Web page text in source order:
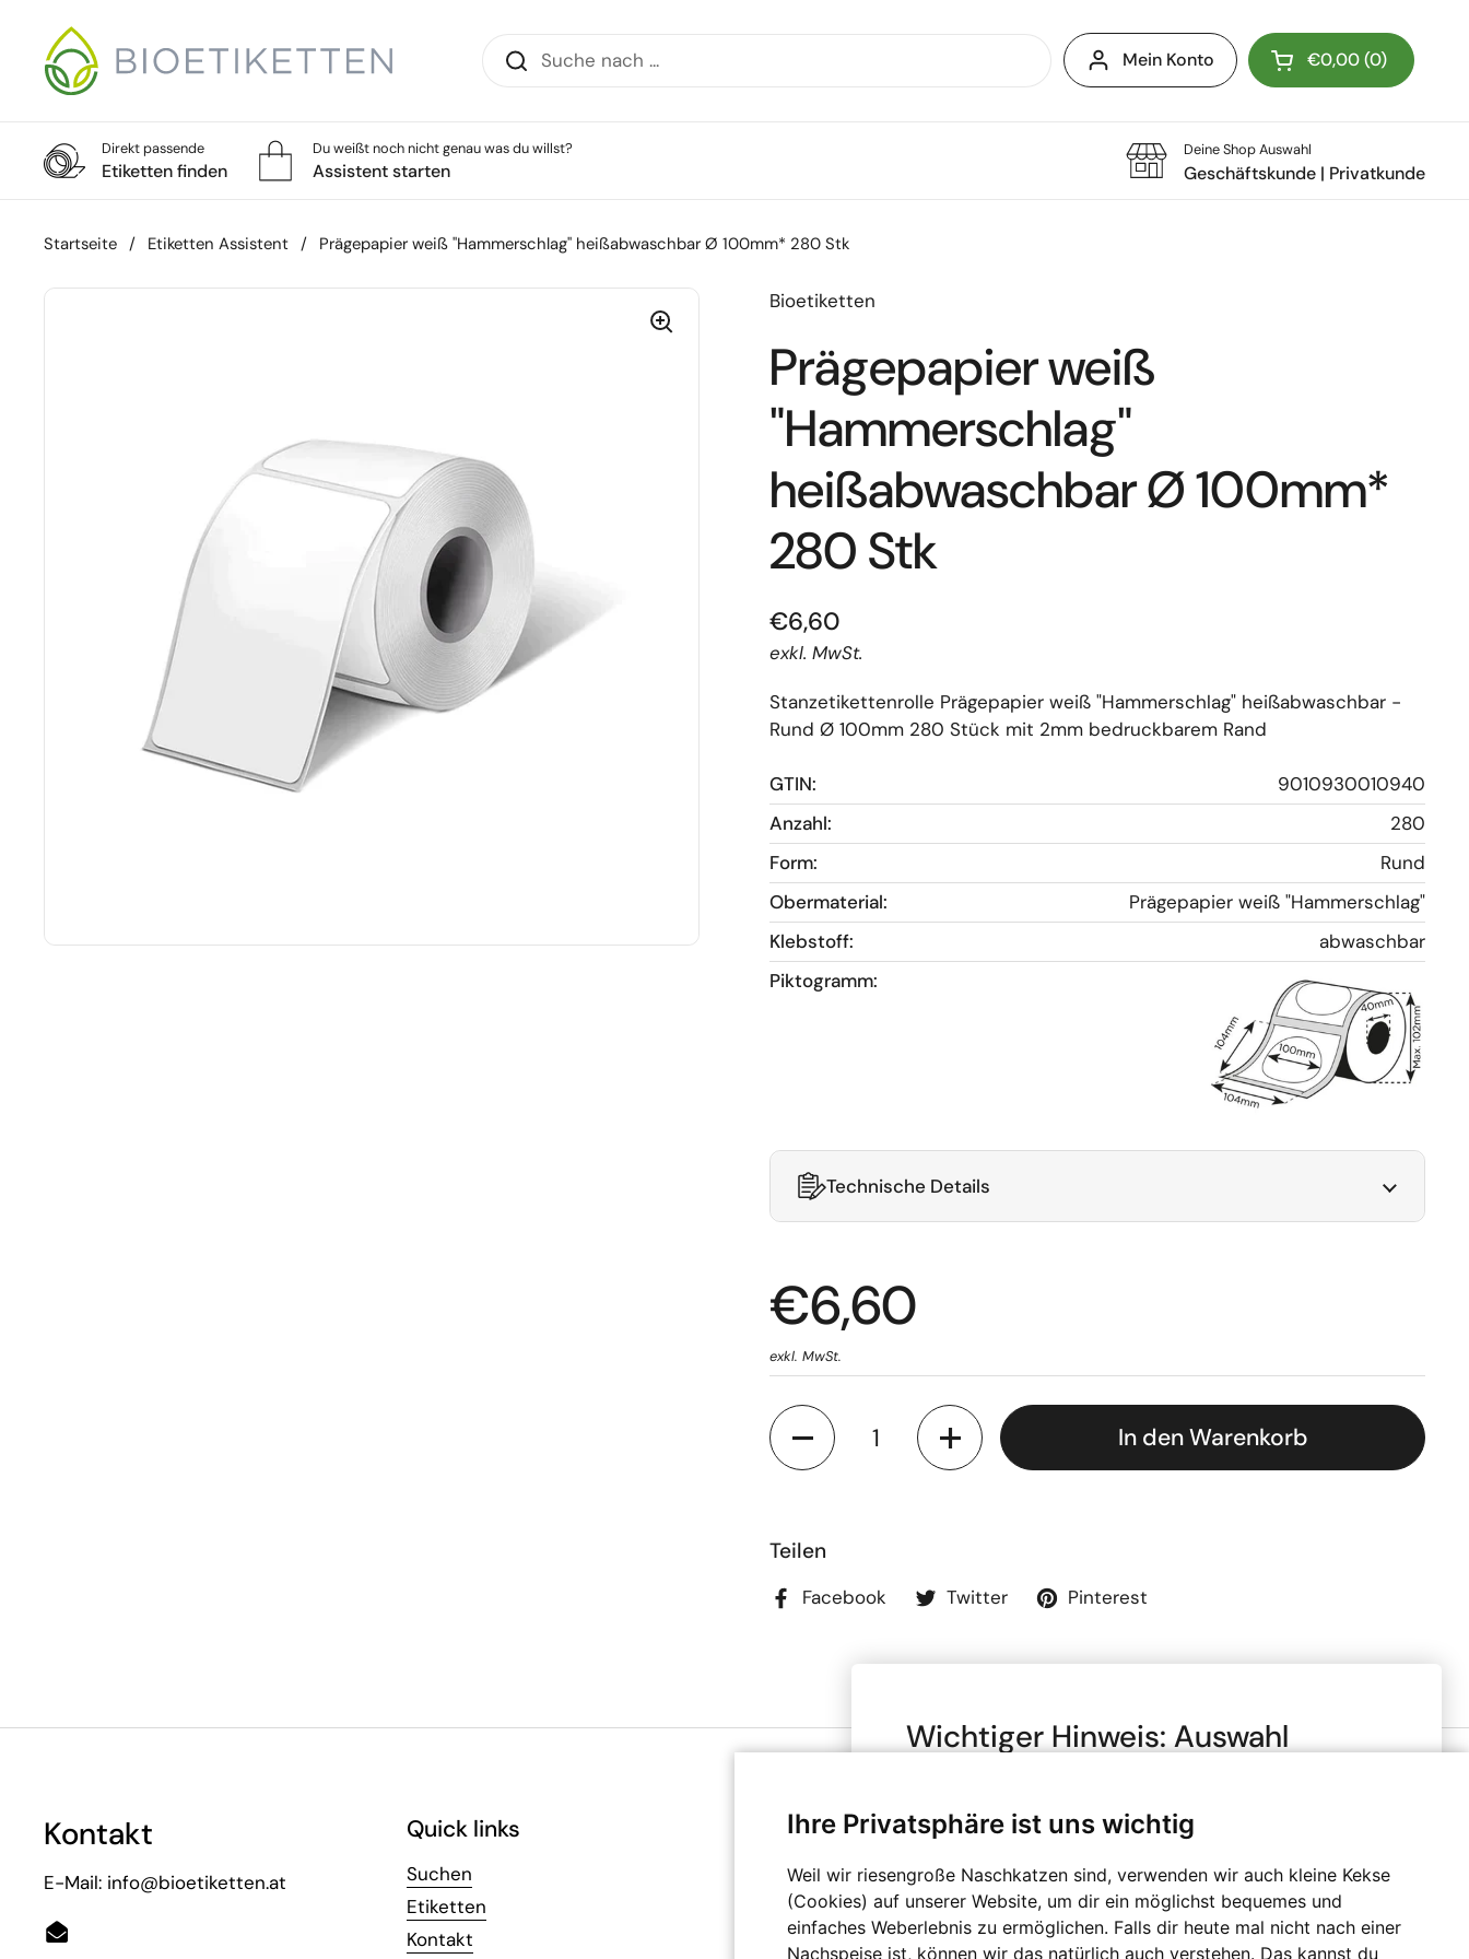
Ihre Privatsphäre ist uns wichtig
Weil wir riesengroße Naschkatzen sind, verwenden wir auch kleine Kekse
(Cookies) auf unserer Website, um dir ein möglichst bequemes und
einfaches Weberlebnis zu ermöglichen. Falls dir heute mal nicht nach einer
Nachspeise ist, können wir das natürlich auch verstehen. Das kannst du
Mein Konto Warenkorb öffnen
€0,00 0
Direkt passende
Etiketten finden
Du weißt noch nicht genau was du willst?
Assistent starten
Deine Shop Auswahl
Geschäftskunde | Privatkunde
Startseite / Etiketten Assistent / Prägepapier weiß "Hammerschlag" heißabwaschbar Ø 100mm* 280 Stk
Bioetiketten
Prägepapier weiß
"Hammerschlag"
heißabwaschbar Ø 100mm*
280 Stk
€6,60
exkl. MwSt.
Stanzetikettenrolle Prägepapier weiß "Hammerschlag" heißabwaschbar -
Rund Ø 100mm 280 Stück mit 2mm bedruckbarem Rand
GTIN:
9010930010940
Anzahl:
280
Form:
Rund
Obermaterial:
Prägepapier weiß "Hammerschlag"
Klebstoff:
abwaschbar
Piktogramm:
Technische Details
€6,60
exkl. MwSt.
Anzahl
In den Warenkorb
Teilen
Facebook Twitter Pinterest
Kontakt
E-Mail: info@bioetiketten.at
Email
Quick links
Suchen
Etiketten
Kontakt
Infos
AGB
Datenschutz
Impressum
Zahlungsmethoden
Wichtiger Hinweis: Auswahl
Bitte beachte, dass alle Preise in unserem Online-Shop je nach
deinen Angaben mit oder ohne Mehrwertsteuer (MwSt.)
angegeben sind. Die Mehrwertsteuer wird erst im Checkout-
Bereich berechnet. Bitte wähle, ob du den Shop gewerblich oder
privat nutzt und bestätige, dass du diese Information zur
Kenntnis genommen hast.